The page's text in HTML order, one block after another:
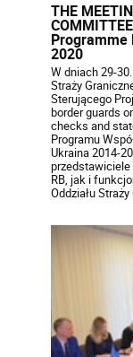
THE
Programme
2020
W dniach 29-
Straży
Sterującego
border guards
checks and
Programu
Ukraina 2014-
RB, jak i
Oddziału